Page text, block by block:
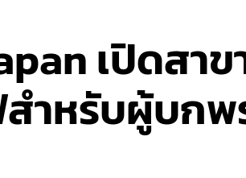
เปิดสาข
ำหรับผู้บกพ